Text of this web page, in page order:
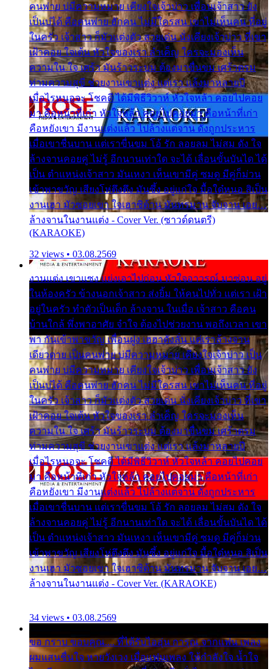
คนพ่าย บ่มีความหมาย เคียงใจเจ้าบ่าว เพื่อนเจ้าสาว ยัง
เป็นบ่ได้ คือคนพ่าย ฮักคน ไม่มีใครสน เขาไม่เห็นคน ที่อยู่
ในครัว เจ้าสาว ก็มัวแต่งตัว สวยเด่น นั่งเคียงเจ้าบ่าว ที่เขา
เฝ้าคอย ใจเต้น หัวใจของเรา ลำเค็ญ ใครจะมองเห็น
ความใน ใจ เศร้า มันร้าวระบม ต้องมาขื่นขม เศร้าตรม
ท่ามความสุขี ช่วยงานเขาแต่ง แต่เรา แล้งมาหลายปี
เมื่อไรหนอจะ โชคดี ได้มีพิธีวิวาห์ หัวใจหล้า คอยไปคอย
มา คือหน้าที่เก่า หัวใจหล้า คอยไปคอยมา คือหน้าที่เก่า
คือหยังเขา มีงานแต่งแล้ว ไปล้างแต่จาน ดั่งถูกประหาร
เมื่อเขาชื่นบาน แต่เราขื่นขม โอ้ รัก ลอยลม ไม่สม ดัง ใจ
ล้างจานคอยคู่ ไม่รู้ อีกนานเท่าใด จะได้ เลื่อนขั้นบันได ได้
เป็น ตำแหน่งเจ้าสาว มันเหงา เห็นเขามีคู่ ซมดู มีคู่ก็ม่วน
เข้าพาขวัญ เสียงโห่ตึงตึง มันซึ้ง อยู่แก่ใจ มื้อใด๋หนอ สิเป็น
งานเฮา มัวซอยเขา ใจเฮาซิด้าน มันทรมาน จับจาน เอย…
ล้างจานในงานแต่ง - Cover Ver. (ซาวด์ดนตรี)
(KARAOKE)
32 views • 03.08.2569
งานแต่ง เขาแซง แย่งเอาไปก่อน หัวใจอาวรณ์ มาซ่อน อยู่
ในห้องครัว ข้างนอกเจ้าสาว ส่งยิ้ม ให้คนไปทั่ว แต่เรา เฝ้า
อยู่ในครัว ทำตัวเป็นเด็ก ล้างจาน ในเมื่อ เจ้าสาว คือคน
บ้านใกล้ พึ่งพาอาศัย จำใจ ต้องไปช่วยงาน พอถึงเวลา เขา
พา กันเข้าพาขวัญ เพื่อนฝูง เฮฮาดังลั่น แต่เราล้างจาน
เดียวดาย เป็นคนพ่าย บ่มีความหมาย เคียงใจเจ้าบ่าว เป็น
คนพ่าย บ่มีความหมาย เคียงใจเจ้าบ่าว เพื่อนเจ้าสาว ยัง
เป็นบ่ได้ คือคนพ่าย ฮักคน ไม่มีใครสน เขาไม่เห็นคน ที่อยู่
ในครัว เจ้าสาว ก็มัวแต่งตัว สวยเด่น นั่งเคียงเจ้าบ่าว ที่เขา
เฝ้าคอย ใจเต้น หัวใจของเรา ลำเค็ญ ใครจะมองเห็น
ความใน ใจ เศร้า มันร้าวระบม ต้องมาขื่นขม เศร้าตรม
ท่ามความสุขี ช่วยงานเขาแต่ง แต่เรา แล้งมาหลายปี
เมื่อไรหนอจะ โชคดี ได้มีพิธีวิวาห์ หัวใจหล้า คอยไปคอย
มา คือหน้าที่เก่า หัวใจหล้า คอยไปคอยมา คือหน้าที่เก่า
คือหยังเขา มีงานแต่งแล้ว ไปล้างแต่จาน ดั่งถูกประหาร
เมื่อเขาชื่นบาน แต่เราขื่นขม โอ้ รัก ลอยลม ไม่สม ดัง ใจ
ล้างจานคอยคู่ ไม่รู้ อีกนานเท่าใด จะได้ เลื่อนขั้นบันได ได้
เป็น ตำแหน่งเจ้าสาว มันเหงา เห็นเขามีคู่ ซมดู มีคู่ก็ม่วน
เข้าพาขวัญ เสียงโห่ตึงตึง มันซึ้ง อยู่แก่ใจ มื้อใด๋หนอ สิเป็น
งานเฮา มัวซอยเขา ใจเฮาซิด้าน มันทรมาน จับจาน เอย…
ล้างจานในงานแต่ง - Cover Ver. (KARAOKE)
34 views • 03.08.2569
ขอ กราบ ขอบคุณ.... ที่ได้รับไออุ่น การุณ จากแฟน เพลง
ผมแสนชื่นใจ หายวังเวง เมื่อแฟนเพลง ให้กำลังใจ น้ำใจ